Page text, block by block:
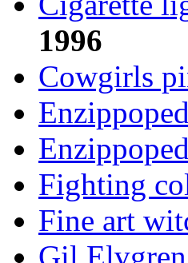
1996
Cowgirls
Fighting
Fine art
Gil Elvgren